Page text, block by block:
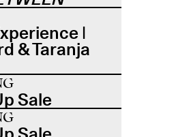
|
& Taranja
Sale